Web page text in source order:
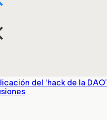
del ‘hack de la DAO’